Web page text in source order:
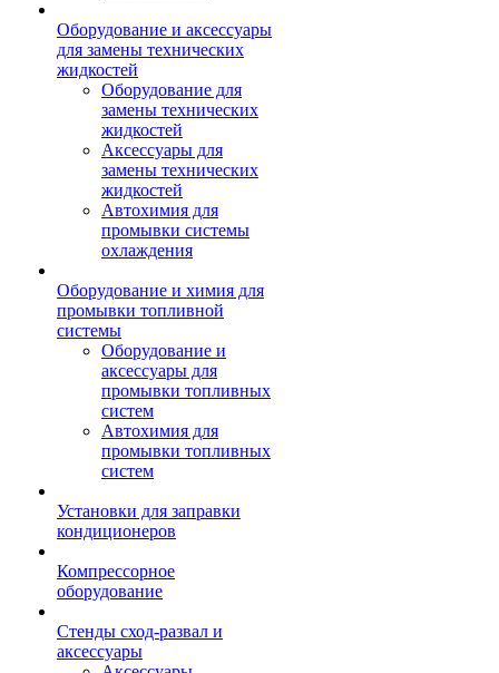
Оборудование и аксессуары
для замены технических
жидкостей
Оборудование для
замены технических
жидкостей
Аксессуары для
замены технических
жидкостей
Автохимия для
промывки системы
охлаждения
Оборудование и химия для
промывки топливной
системы
Оборудование и
аксессуары для
промывки топливных
систем
Автохимия для
промывки топливных
систем
Установки для заправки
кондиционеров
Компрессорное
оборудование
Стенды сход-развал и
аксессуары